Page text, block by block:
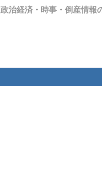
政治経済・時事・倒産情報